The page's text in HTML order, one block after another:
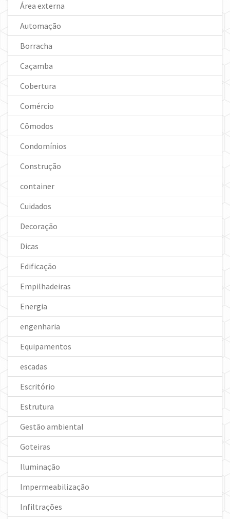
Área externa
Automação
Borracha
Caçamba
Cobertura
Comércio
Cômodos
Condomínios
Construção
container
Cuidados
Decoração
Dicas
Edificação
Empilhadeiras
Energia
engenharia
Equipamentos
escadas
Escritório
Estrutura
Gestão ambiental
Goteiras
Iluminação
Impermeabilização
Infiltrações